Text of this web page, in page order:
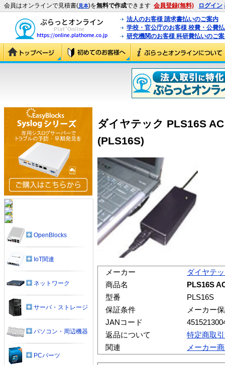
会員はオンラインで見積書(見本)を無料で作成できます 会員登録(無料) ログイン
法人のお客様 請求書払いのご案内
学校・官公庁のお客様 校費・公費
研究機関のお客様 科研費払いのご
ダイヤテック PLS16S
(PLS16S)
メーカー
ダイヤテ
商品名
PLS16S
型番
PLS16S
保証条件
メーカー
JANコード
返品について
特定商取
関連
メーカー
OpenBlocks
IoT関連
ネットワーク
サーバ・ストレージ
パソコン・周辺機器
PCパーツ